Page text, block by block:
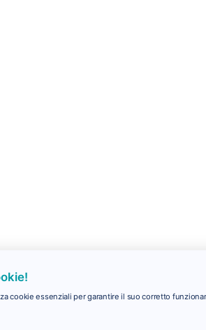
cookie essenziali per garantire il suo corretto